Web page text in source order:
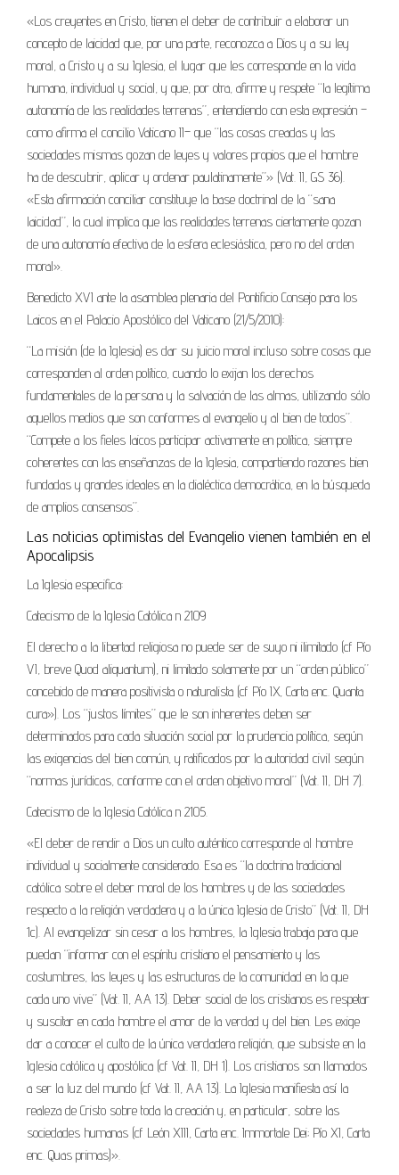
«Los creyentes en Cristo, tienen el deber de contribuir a elaborar un
concepto de laicidad que, por una parte, reconozca a Dios y a su ley
moral, a Cristo y a su Iglesia, el lugar que les corresponde en la vida
humana, individual y social, y que, por otra, afirme y respete “la legítima
autonomía de las realidades terrenas”, entendiendo con esta expresión –
como afirma el concilio Vaticano II– que “las cosas creadas y las
sociedades mismas gozan de leyes y valores propios que el hombre
ha de descubrir, aplicar y ordenar paulatinamente”» (Vat. II, GS 36).
«Esta afirmación conciliar constituye la base doctrinal de la “sana
laicidad”, la cual implica que las realidades terrenas ciertamente gozan
de una autonomía efectiva de la esfera eclesiástica, pero no del orden
moral».
Benedicto XVI ante la asamblea plenaria del Pontificio Consejo para los
Laicos en el Palacio Apostólico del Vaticano (21/5/2010):
“La misión (de la Iglesia) es dar su juicio moral incluso sobre cosas que
corresponden al orden político, cuando lo exijan los derechos
fundamentales de la persona y la salvación de las almas, utilizando sólo
aquellos medios que son conformes al evangelio y al bien de todos”.
“Compete a los fieles laicos participar activamente en política, siempre
coherentes con las enseñanzas de la Iglesia, compartiendo razones bien
fundadas y grandes ideales en la dialéctica democrática, en la búsqueda
de amplios consensos”.
Las noticias optimistas del Evangelio vienen también en el
Apocalipsis
La Iglesia especifica:
Catecismo de la Iglesia Católica n 2109
El derecho a la libertad religiosa no puede ser de suyo ni ilimitado (cf Pío
VI, breve Quod aliquantum), ni limitado solamente por un “orden público”
concebido de manera positivista o naturalista (cf Pío IX, Carta enc. Quanta
cura»). Los “justos límites” que le son inherentes deben ser
determinados para cada situación social por la prudencia política, según
las exigencias del bien común, y ratificados por la autoridad civil según
“normas jurídicas, conforme con el orden objetivo moral” (Vat. II, DH 7).
Catecismo de la Iglesia Católica n 2105.
«El deber de rendir a Dios un culto auténtico corresponde al hombre
individual y socialmente considerado. Esa es “la doctrina tradicional
católica sobre el deber moral de los hombres y de las sociedades
respecto a la religión verdadera y a la única Iglesia de Cristo” (Vat. II, DH
1c). Al evangelizar sin cesar a los hombres, la Iglesia trabaja para que
puedan “informar con el espíritu cristiano el pensamiento y las
costumbres, las leyes y las estructuras de la comunidad en la que
cada uno vive” (Vat. II, AA 13). Deber social de los cristianos es respetar
y suscitar en cada hombre el amor de la verdad y del bien. Les exige
dar a conocer el culto de la única verdadera religión, que subsiste en la
Iglesia católica y apostólica (cf Vat. II, DH 1). Los cristianos son llamados
a ser la luz del mundo (cf Vat. II, AA 13). La Iglesia manifiesta así la
realeza de Cristo sobre toda la creación y, en particular, sobre las
sociedades humanas (cf León XIII, Carta enc. Immortale Dei; Pío XI, Carta
enc. Quas primas)».